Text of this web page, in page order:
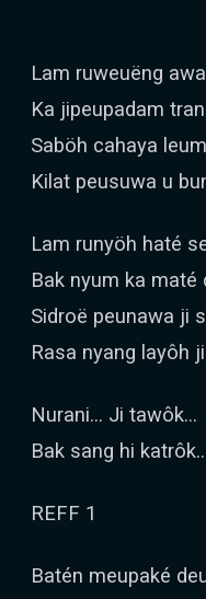
Lam ruweuëng
Ka jipeupadam
Saböh cahaya
Kilat peusuwa u
Lam runyöh haté
Bak nyum ka maté
Sidroë peunawa ji
Rasa nyang layôh
Nurani... Ji tawôk...
Bak sang hi
REFF 1
Batén meupaké